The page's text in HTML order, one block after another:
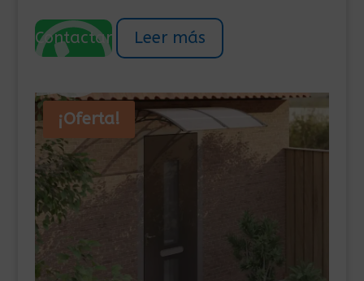
original
era:
actual
es:
Contactar Leer más
¡Oferta!